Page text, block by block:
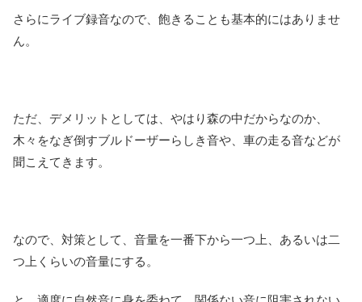
さらにライブ録音なので、飽きることも基本的にはありませ
ん。
ただ、デメリットとしては、やはり森の中だからなのか、
木々をなぎ倒すブルドーザーらしき音や、車の走る音などが
聞こえてきます。
なので、対策として、音量を一番下から一つ上、あるいは二
つ上くらいの音量にする。